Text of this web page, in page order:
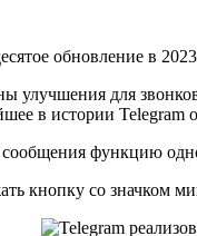
обновление в
улучшения для
в истории Telegram
функцию
кнопку со значком